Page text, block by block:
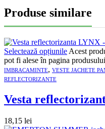
Produse similare
Selectează opțiunile Acest
pot fi alese în pagina
IMBRACAMINTE, VESTE JACHETE
REFLECTORIZANTE
Vesta
18,15 lei